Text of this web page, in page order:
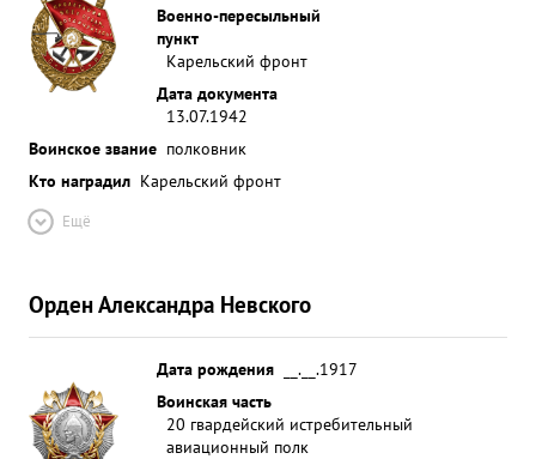
баражирования, этим самым не дал возможность
выйти бомбардировщикам противника на цель.
26, 4. 42 г. При баражировании над аэродромом
шурмаши в составе звена был сбит самолет
противника, типа "Ю-88" который с
отографировал аэродром и сбросил в бомбы
эффективность всех боевых вылетов эскадрильи
Громова подты рждена Командованием 14 Армии
молодого летного состава на новой мат. части
ЛЕВИНА. ...»
Военно-пересыльный
пункт
Карельский фронт
Дата документа
13.07.1942
Воинское звание полковник
Кто наградил Карельский фронт
Ещё
Орден Александра Невского
Дата рождения
__.__.1917
Воинская часть
20 гвардейский истребительный
авиационный полк